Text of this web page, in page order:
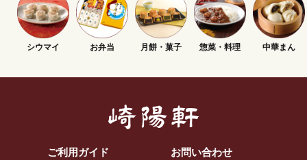
シウマイ お弁当 月餅・菓子 惣菜・料理 中華まん
ご利用ガイド お問い合わせ